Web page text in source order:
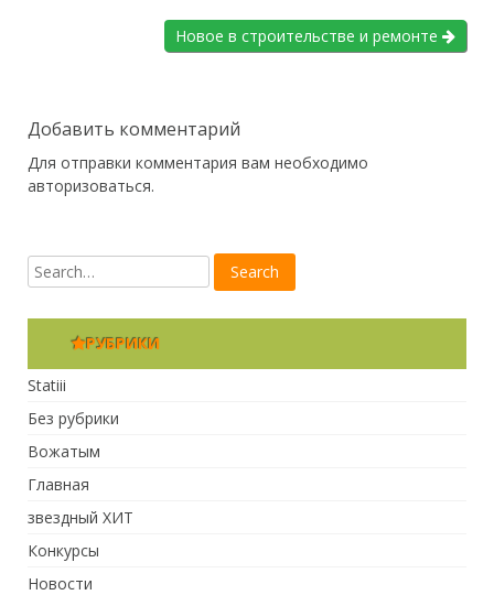
Новое в строительстве и ремонте
Добавить комментарий
Для отправки комментария вам необходимо
авторизоваться.
РУБРИКИ
Statiii
Без рубрики
Вожатым
Главная
звездный ХИТ
Конкурсы
Новости